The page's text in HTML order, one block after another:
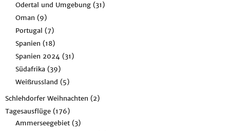
Odertal und Umgebung (31)
Oman (9)
Portugal (7)
Spanien (18)
Spanien 2024 (31)
Südafrika (39)
Weißrussland (5)
Schlehdorfer Weihnachten (2)
Tagesausflüge (176)
Ammerseegebiet (3)